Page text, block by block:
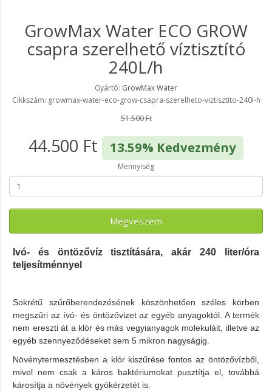
GrowMax Water ECO GROW
csapra szerelhető víztisztító
240L/h
Gyártó: GrowMax Water
Cikkszám: growmax-water-eco-grow-csapra-szerelheto-viztisztito-240l-h
51.500 Ft
44.500 Ft 13.59% Kedvezmény
Mennyiség
Megveszem
Ivó- és öntözővíz tisztítására, akár 240 liter/óra
teljesítménnyel
Sokrétű szűrőberendezésének köszönhetően széles körben
megszűri az ívó- és öntözővizet az egyéb anyagoktól. A termék
nem ereszti át a klór és más vegyianyagok molekuláit, illetve az
egyéb szennyeződéseket sem 5 mikron nagyságig.
Növénytermesztésben a klór kiszűrése fontos az öntözővízből,
mivel nem csak a káros baktériumokat pusztítja el, továbbá
károsítja a növények gyökérzetét is.